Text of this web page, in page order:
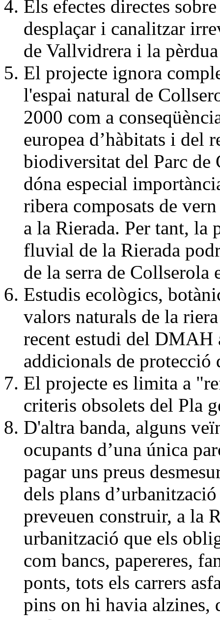
Els efectes directes
desplaçar i canalitzar
de Vallvidrera i la
El projecte ignora
l'espai natural de
2000 com a
europea d’hàbitats i del
biodiversitat del Parc
dóna especial
ribera composats de
a la Rierada. Per tant, la
fluvial de la Rierada
de la serra de Collserola
Estudis ecològics,
valors naturals de la
recent estudi del DMAH
addicionals de protecció
El projecte es limita a
criteris obsolets del Pla
D'altra banda, alguns
ocupants d’una única
pagar uns preus
dels plans
preveuen construir, a la
urbanització que els
com bancs, papereres,
ponts, tots els carrers
pins on hi havia alzines,